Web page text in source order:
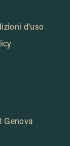
d’uso
Genova